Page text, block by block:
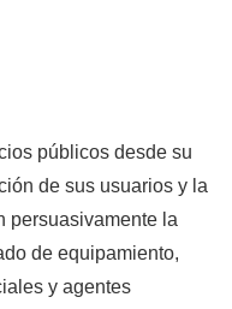
públicos desde su
de sus usuarios y la
persuasivamente la
de equipamiento,
y agentes